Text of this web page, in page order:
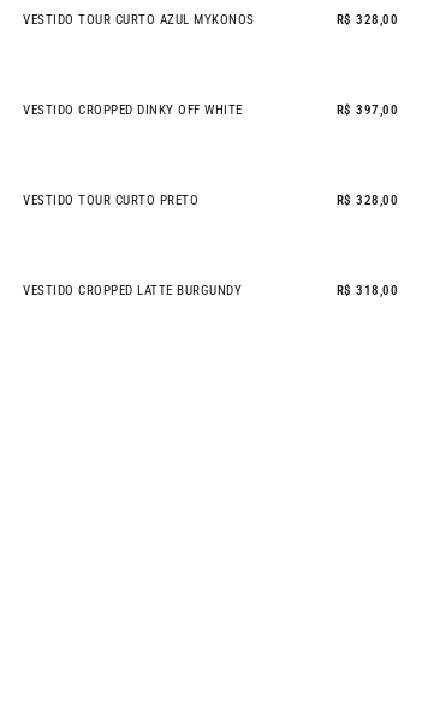
NEW IN
VESTIDO TOUR CURTO AZUL MYKONOS R$ 328,00
VESTIDO CROPPED DINKY OFF WHITE R$ 397,00
NEW IN
VESTIDO TOUR CURTO PRETO R$ 328,00
VESTIDO CROPPED LATTE BURGUNDY R$ 318,00